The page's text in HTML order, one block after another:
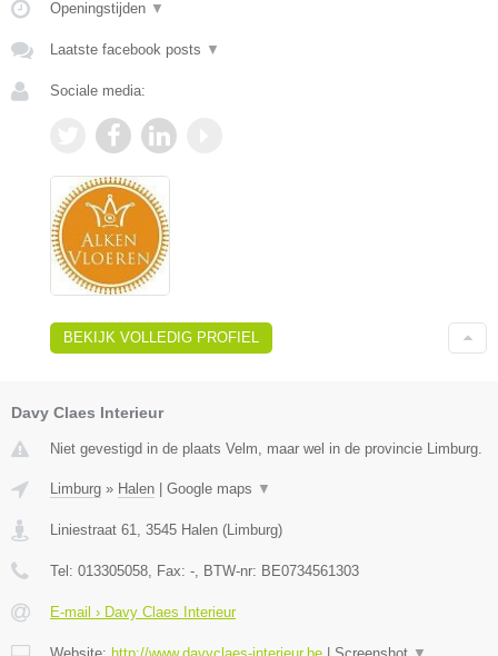
Openingstijden ▼
Laatste facebook posts ▼
Sociale media:
BEKIJK VOLLEDIG PROFIEL
Davy Claes Interieur
Niet gevestigd in de plaats Velm, maar wel in de provincie Limburg.
Limburg » Halen | Google maps ▼
Liniestraat 61 3545 Halen (Limburg)
Tel: 013305058 , Fax: - , BTW-nr: BE0734561303
E-mail › Davy Claes Interieur